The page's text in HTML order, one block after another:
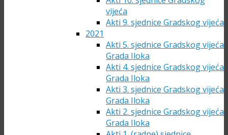
vijeća
Akti 9. sjednice Gradskog vijeća
2021
Akti 5. sjednice Gradskog vijeća
Grada Iloka
Akti 4. sjednice Gradskog vijeća
Grada Iloka
Akti 3. sjednice Gradskog vijeća
Grada Iloka
Akti 2. sjednice Gradskog vijeća
Grada Iloka